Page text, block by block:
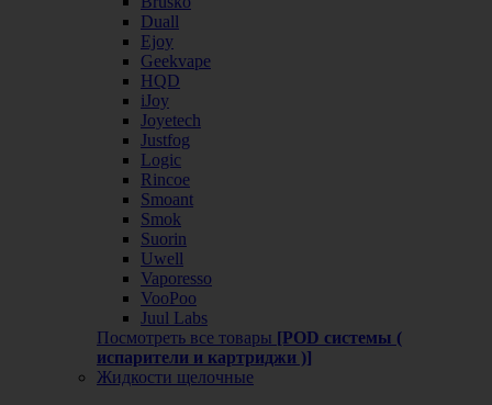
Duall
Ejoy
Geekvape
HQD
iJoy
Joyetech
Justfog
Logic
Rincoe
Smoant
Smok
Suorin
Uwell
Vaporesso
VooPoo
Juul Labs
Посмотреть все товары [POD системы (
испарители и картриджи )]
Жидкости щелочные